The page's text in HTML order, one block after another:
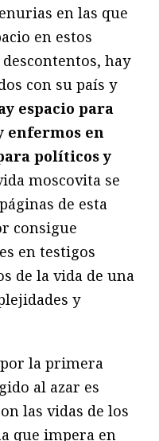
en las que
en estos
hay
con su país y
espacio para
enfermos en
políticos y
moscovita se
de esta
consigue
en testigos
de la vida de una
y
por la primera
al azar es
las vidas de los
que impera en